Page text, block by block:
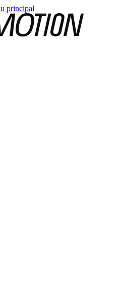
principal